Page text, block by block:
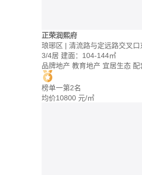
正荣润熙府
琅琊区 | 清流路与定远路交叉口
3/4居 建面：104-144㎡
品牌地产 教育地产 宜居生态 配
榜单一第2名
均价10800 元/㎡